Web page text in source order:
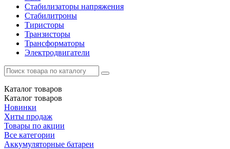
Стабилизаторы напряжения
Стабилитроны
Тиристоры
Транзисторы
Трансформаторы
Электродвигатели
Каталог товаров
Каталог товаров
Новинки
Хиты продаж
Товары по акции
Все категории
Аккумуляторные батареи